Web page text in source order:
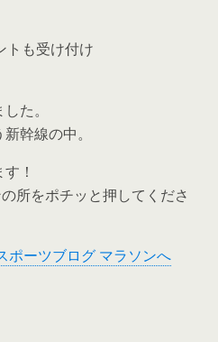
トも受け付け
た。
幹線の中。
！
所をポチッと押してくださ